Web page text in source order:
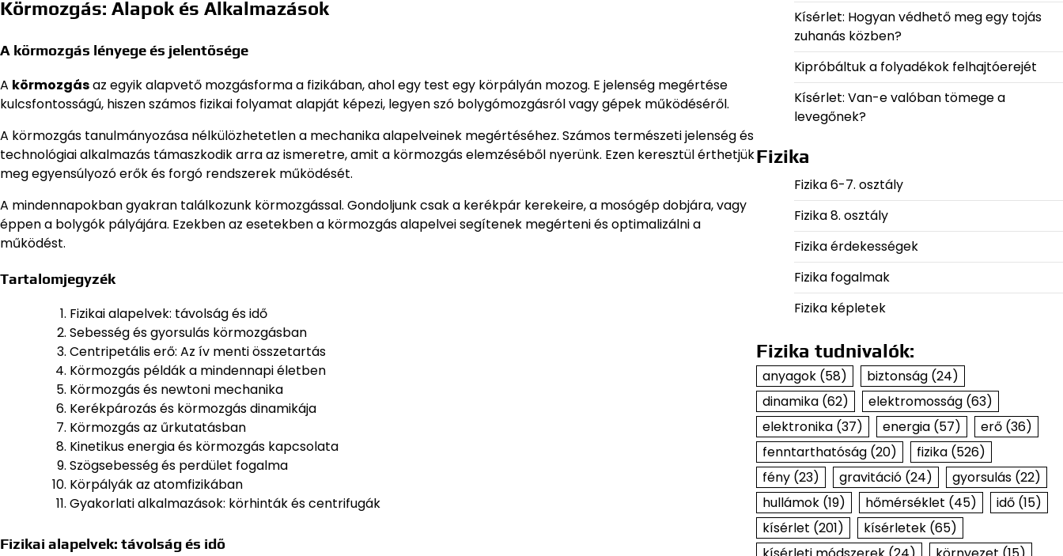
Körmozgás: Alapok és Alkalmazások
A körmozgás lényege és jelentősége
A körmozgásaz egyik alapvető mozgásforma a fizikában, ahol egy test egy körpályán mozog. E jelenség megértése
kulcsfontosságú, hiszen számos fizikai folyamat alapját képezi, legyen szó bolygómozgásról vagy gépek működéséről.
A körmozgás tanulmányozása nélkülözhetetlen a mechanika alapelveinek megértéséhez. Számos természeti jelenség és
technológiai alkalmazás támaszkodik arra az ismeretre, amit a körmozgás elemzéséből nyerünk. Ezen keresztül érthetjük
meg egyensúlyozó erők és forgó rendszerek működését.
A mindennapokban gyakran találkozunk körmozgással. Gondoljunk csak a kerékpár kerekeire, a mosógép dobjára, vagy
éppen a bolygók pályájára. Ezekben az esetekben a körmozgás alapelvei segítenek megérteni és optimalizálni a
működést.
Tartalomjegyzék
Fizikai alapelvek: távolság és idő
Sebesség és gyorsulás körmozgásban
Centripetális erő: Az ív menti összetartás
Körmozgás példák a mindennapi életben
Körmozgás és newtoni mechanika
Kerékpározás és körmozgás dinamikája
Körmozgás az űrkutatásban
Kinetikus energia és körmozgás kapcsolata
Szögsebesség és perdület fogalma
Körpályák az atomfizikában
Gyakorlati alkalmazások: körhinták és centrifugák
Fizikai alapelvek: távolság és idő
Kísérlet: Hogyan védhető meg egy tojás
zuhanás közben?
Kipróbáltuk a folyadékok felhajtóerejét
Kísérlet: Van-e valóban tömege a
levegőnek?
Fizika
Fizika 6-7. osztály
Fizika 8. osztály
Fizika érdekességek
Fizika fogalmak
Fizika képletek
Fizika tudnivalók:
anyagok(58) biztonság(24)
dinamika(62) elektromosság(63)
elektronika(37) energia(57) erő(36)
fenntarthatóság(20) fizika(526)
fény(23) gravitáció(24) gyorsulás(22)
hullámok(19) hőmérséklet (45) idő(15)
kísérlet (201) kísérletek(65)